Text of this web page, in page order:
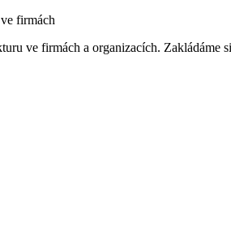
firmách
ve firmách a organizacích. Zakládáme